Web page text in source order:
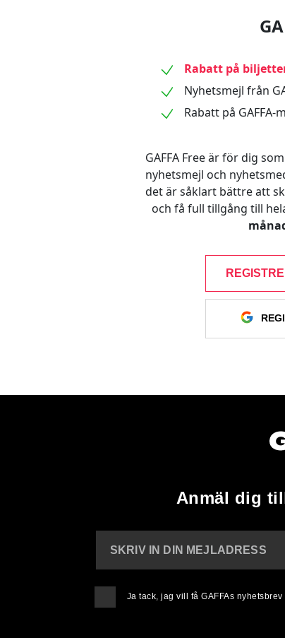
Rabatt på
Nyhetsmejl från
Rabatt på
GAFFA Free är för dig
nyhetsmejl och
det är såklart bättre att
och få full tillgång till
Anmäl dig
SKRIV IN DIN MEJLADRESS
Ja tack, jag vill få GAFFAs